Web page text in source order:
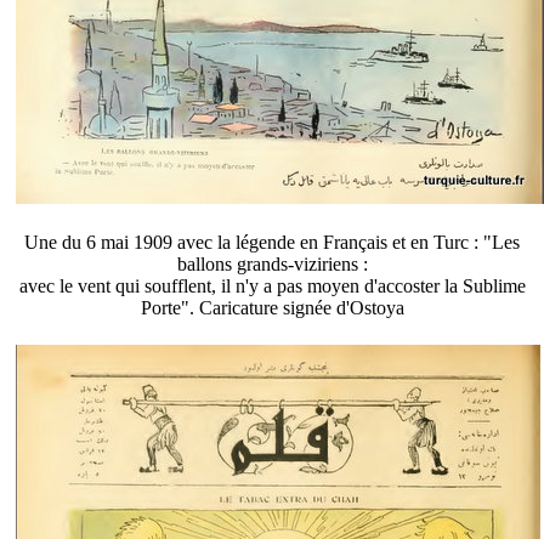
Une du 6 mai 1909 avec la légende en Français et en Turc : "Les
ballons grands-viziriens :
avec le vent qui soufflent, il n'y a pas moyen d'accoster la Sublime
Porte". Caricature signée d'Ostoya